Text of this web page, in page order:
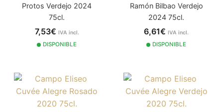
Protos Verdejo 2024
75cl.
7,53€ IVA incl.
DISPONIBLE
Ramón Bilbao Verdejo
2024 75cl.
6,61€ IVA incl.
DISPONIBLE